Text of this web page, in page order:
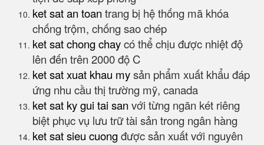
ket sat an toan trang bị hệ thống mã khóa
chống trộm, chống sao chép
ket sat chong chaycó thể chịu được nhiệt độ
lên đến trên 2000 độ C
ket sat xuat khau mysản phẩm xuất khẩu đáp
ứng nhu cầu thị trường mỹ, canada
ket sat ky gui tai san với từng ngăn két riêng
biệt phục vụ lưu trữ tài sản trong ngân hàng
ket sat sieu cuongđược sản xuất với nguyên